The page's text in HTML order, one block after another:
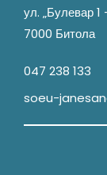
ул. „Булевар
7000 Битола
047 238 133
soeu-